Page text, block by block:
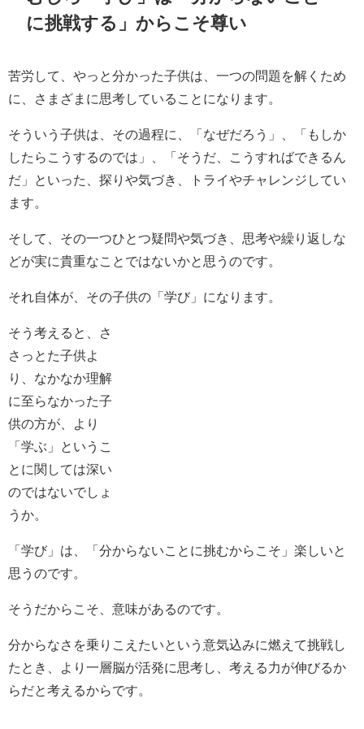
に挑戦する」からこそ尊い
苦労して、やっと分かった子供は、一つの問題を解くため
に、さまざまに思考していることになります。
そういう子供は、その過程に、「なぜだろう」、「もしか
したらこうするのでは」、「そうだ、こうすればできるん
だ」といった、探りや気づき、トライやチャレンジしてい
ます。
そして、その一つひとつ疑問や気づき、思考や繰り返しな
どが実に貴重なことではないかと思うのです。
それ自体が、その子供の「学び」になります。
そう考えると、さ
さっとた子供よ
り、なかなか理解
に至らなかった子
供の方が、より
「学ぶ」というこ
とに関しては深い
のではないでしょ
うか。
「学び」は、「分からないことに挑むからこそ」楽しいと
思うのです。
そうだからこそ、意味があるのです。
分からなさを乗りこえたいという意気込みに燃えて挑戦し
たとき、より一層脳が活発に思考し、考える力が伸びるか
らだと考えるからです。